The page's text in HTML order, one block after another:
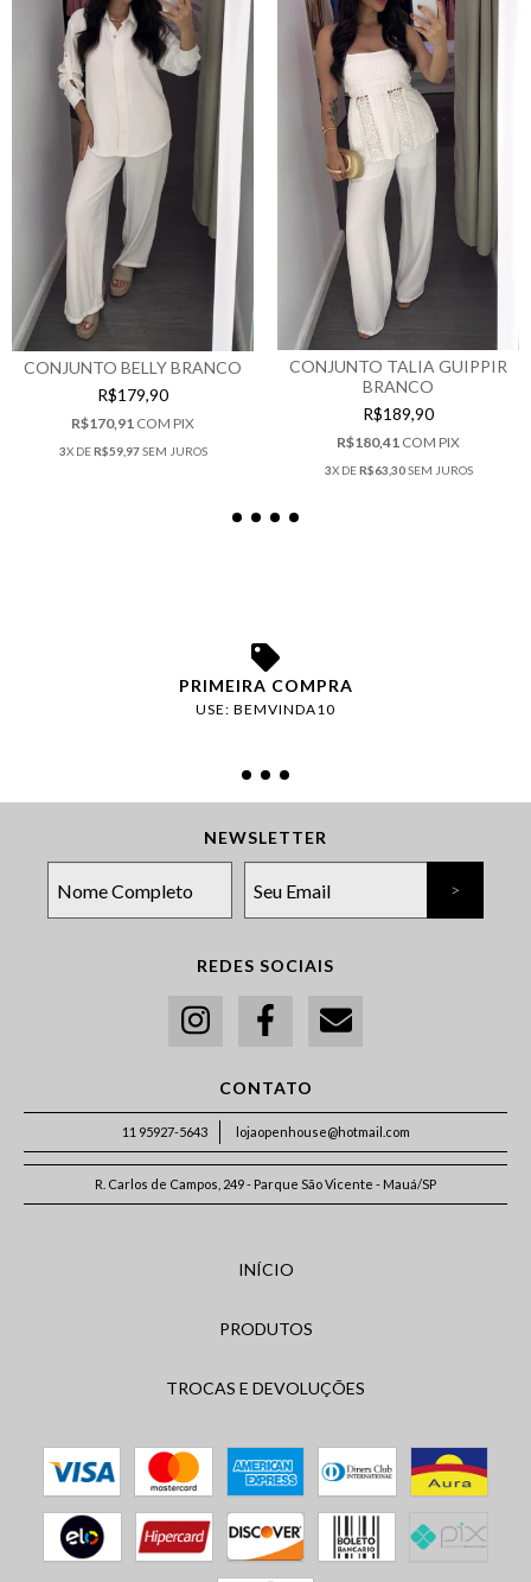
CONJUNTO BELLY BRANCO
R$179,90
R$170,91 COM PIX
3X DER$59,97SEM JUROS
CONJUNTO TALIA GUIPPIR
BRANCO
R$189,90
R$180,41 COM PIX
3X DER$63,30SEM JUROS
PRIMEIRA COMPRA
USE: BEMVINDA10
NEWSLETTER
REDES SOCIAIS
CONTATO
11 95927-5643 lojaopenhouse@hotmail.com
R. Carlos de Campos, 249 - Parque São Vicente - Mauá/SP
INÍCIO
PRODUTOS
TROCAS E DEVOLUÇÕES